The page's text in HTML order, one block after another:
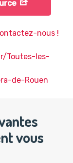
nous !
Toutes-les-
de-Rouen
vous